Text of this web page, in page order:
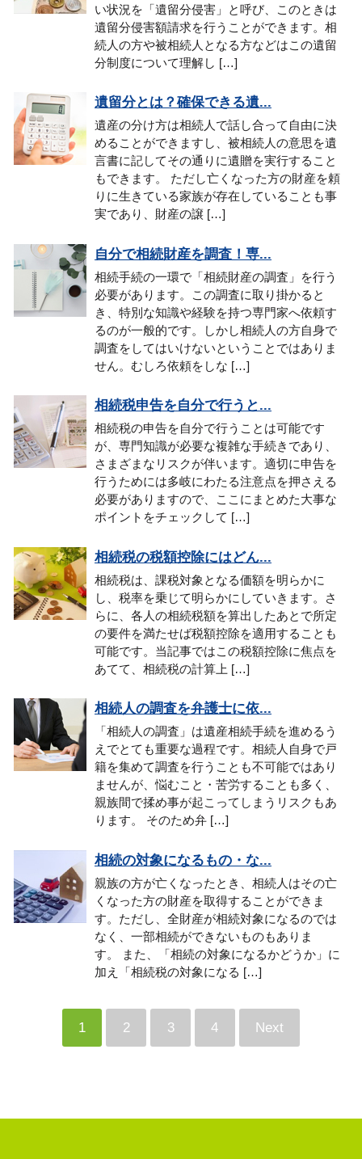
い状況を「遺留分侵害」と呼び、このときは
遺留分侵害額請求を行うことができます。相
続人の方や被相続人となる方などはこの遺留
分制度について理解し […]
遺留分とは？確保できる遺...
遺産の分け方は相続人で話し合って自由に決
めることができますし、被相続人の意思を遺
言書に記してその通りに遺贈を実行すること
もできます。 ただし亡くなった方の財産を頼
りに生きている家族が存在していることも事
実であり、財産の譲 […]
自分で相続財産を調査！専...
相続手続の一環で「相続財産の調査」を行う
必要があります。この調査に取り掛かると
き、特別な知識や経験を持つ専門家へ依頼す
るのが一般的です。しかし相続人の方自身で
調査をしてはいけないということではありま
せん。むしろ依頼をしな […]
相続税申告を自分で行うと...
相続税の申告を自分で行うことは可能です
が、専門知識が必要な複雑な手続きであり、
さまざまなリスクが伴います。適切に申告を
行うためには多岐にわたる注意点を押さえる
必要がありますので、ここにまとめた大事な
ポイントをチェックして […]
相続税の税額控除にはどん...
相続税は、課税対象となる価額を明らかに
し、税率を乗じて明らかにしていきます。さ
らに、各人の相続税額を算出したあとで所定
の要件を満たせば税額控除を適用することも
可能です。当記事ではこの税額控除に焦点を
あてて、相続税の計算上 […]
相続人の調査を弁護士に依...
「相続人の調査」は遺産相続手続を進めるう
えでとても重要な過程です。相続人自身で戸
籍を集めて調査を行うことも不可能ではあり
ませんが、悩むこと・苦労することも多く、
親族間で揉め事が起こってしまうリスクもあ
ります。 そのため弁 […]
相続の対象になるもの・な...
親族の方が亡くなったとき、相続人はその亡
くなった方の財産を取得することができま
す。ただし、全財産が相続対象になるのでは
なく、一部相続ができないものもありま
す。 また、「相続の対象になるかどうか」に
加え「相続税の対象になる […]
1 2 3 4 Next